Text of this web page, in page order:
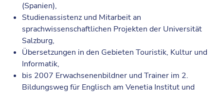
(Spanien),
Studienassistenz und Mitarbeit an
sprachwissenschaftlichen Projekten der Universität
Salzburg,
Übersetzungen in den Gebieten Touristik, Kultur und
Informatik,
bis 2007 Erwachsenenbildner und Trainer im 2.
Bildungsweg für Englisch am Venetia Institut und